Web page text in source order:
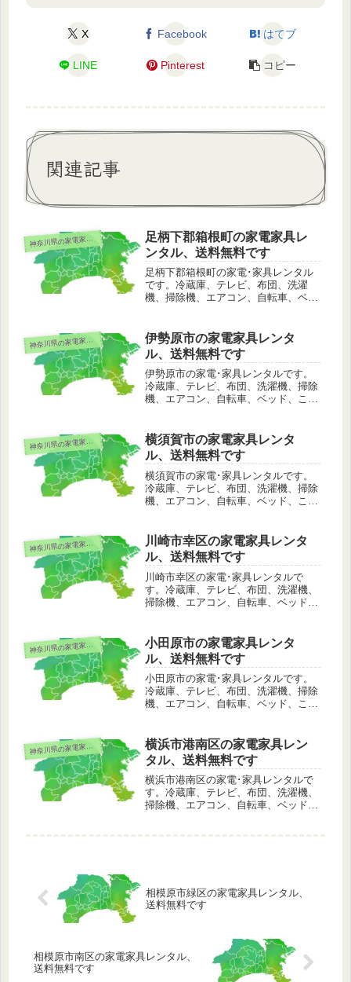
X Facebook はてブ
LINE Pinterest コピー
関連記事
神奈川県の家電家具レンタル
足柄下郡箱根町の家電家具レ
ンタル、送料無料です
足柄下郡箱根町の家電･家具レンタル
です。冷蔵庫、テレビ、布団、洗濯
機、掃除機、エアコン、自転車、ベッ
ンタル可能。その他、離島や山間部な
どの一部のエリアを除いて日本全国で
もレンタル可能です。
神奈川県の家電家具レンタル
伊勢原市の家電家具レンタ
ル、送料無料です
伊勢原市の家電･家具レンタルです。
冷蔵庫、テレビ、布団、洗濯機、掃除
機、エアコン、自転車、ベッド、こた
の他、離島や山間部などの一部のエリ
アを除いて日本全国でもレンタル可能
です。
神奈川県の家電家具レンタル
横須賀市の家電家具レンタ
ル、送料無料です
横須賀市の家電･家具レンタルです。
冷蔵庫、テレビ、布団、洗濯機、掃除
機、エアコン、自転車、ベッド、こた
の他、離島や山間部などの一部のエリ
アを除いて日本全国でもレンタル可能
です。
神奈川県の家電家具レンタル
川崎市幸区の家電家具レンタ
ル、送料無料です
川崎市幸区の家電･家具レンタルで
す。冷蔵庫、テレビ、布団、洗濯機、
掃除機、エアコン、自転車、ベッド、
能。その他、離島や山間部などの一部
のエリアを除いて日本全国でもレンタ
ル可能です。
神奈川県の家電家具レンタル
小田原市の家電家具レンタ
ル、送料無料です
小田原市の家電･家具レンタルです。
冷蔵庫、テレビ、布団、洗濯機、掃除
機、エアコン、自転車、ベッド、こた
の他、離島や山間部などの一部のエリ
アを除いて日本全国でもレンタル可能
です。
神奈川県の家電家具レンタル
横浜市港南区の家電家具レン
タル、送料無料です
横浜市港南区の家電･家具レンタルで
す。冷蔵庫、テレビ、布団、洗濯機、
掃除機、エアコン、自転車、ベッド、
相模原市緑区の家電家具レンタル、
送料無料です
相模原市南区の家電家具レンタル、
送料無料です